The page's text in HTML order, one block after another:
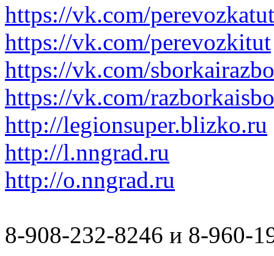
https://vk.com/perevozkatut
https://vk.com/perevozkitut
https://vk.com/
https://vk.com/
http://legionsuper.blizko.ru
http://l.nngrad.ru
http://o.nngrad.ru
8-908-232-8246 и 8-960-